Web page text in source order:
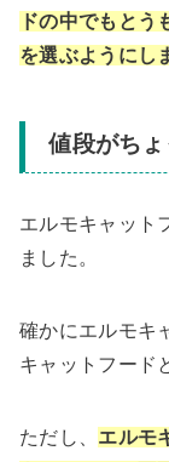
ドの中でもと
を選ぶようにし
値段がち
エルモキャット
ました。
確かにエルモキ
キャットフード
ただし、 エルモ